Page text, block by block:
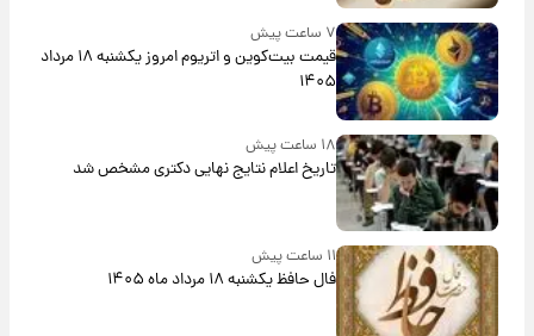
۷ ساعت پیش
قیمت بیت‌کوین و اتریوم امروز یکشنبه ۱۸ مرداد
۱۴۰۵
۱۸ ساعت پیش
تاریخ اعلام نتایج نهایی دکتری مشخص شد
۱۱ ساعت پیش
فال حافظ یکشنبه ۱۸ مرداد ماه ۱۴۰۵